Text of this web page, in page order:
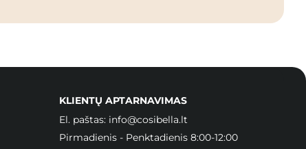
KLIENTŲ APTARNAVIMAS
El. paštas: info@cosibella.lt
Pirmadienis - Penktadienis 8:00-12:00